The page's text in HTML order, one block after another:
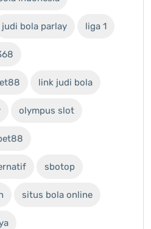
judi bola parlay liga 1
link judi bola
olympus slot
sbotop
situs bola online